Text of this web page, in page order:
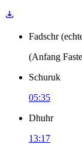
Fadschr (
(Anfang
Schuruk
05:35
Dhuhr
13:17